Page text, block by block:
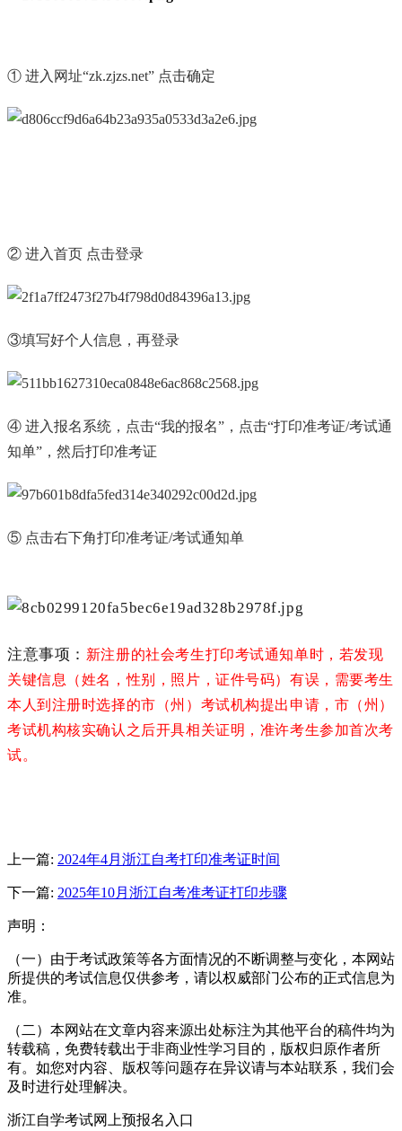
① 进入网址“zk.zjzs.net” 点击确定
② 进入首页 点击登录
③填写好个人信息，再登录
④ 进入报名系统，点击“我的报名”，点击“打印准考证/考试通
知单”，然后打印准考证
⑤ 点击右下角打印准考证/考试通知单
注意事项： 新注册的社会考生打印考试通知单时，若发现
关键信息（姓名，性别，照片，证件号码）有误，需要考生
本人到注册时选择的市（州）考试机构提出申请，市（州）
考试机构核实确认之后开具相关证明，准许考生参加首次考
试。
上一篇: 2024年4月浙江自考打印准考证时间
下一篇: 2025年10月浙江自考准考证打印步骤
声明：
（一）由于考试政策等各方面情况的不断调整与变化，本网站
所提供的考试信息仅供参考，请以权威部门公布的正式信息为
准。
（二）本网站在文章内容来源出处标注为其他平台的稿件均为
转载稿，免费转载出于非商业性学习目的，版权归原作者所
有。如您对内容、版权等问题存在异议请与本站联系，我们会
及时进行处理解决。
浙江自学考试网上预报名入口